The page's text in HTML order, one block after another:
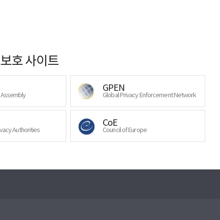
호 사이트
GPEN
Global Privacy Enforcement Network
Authorities
CoE
Council of Europe